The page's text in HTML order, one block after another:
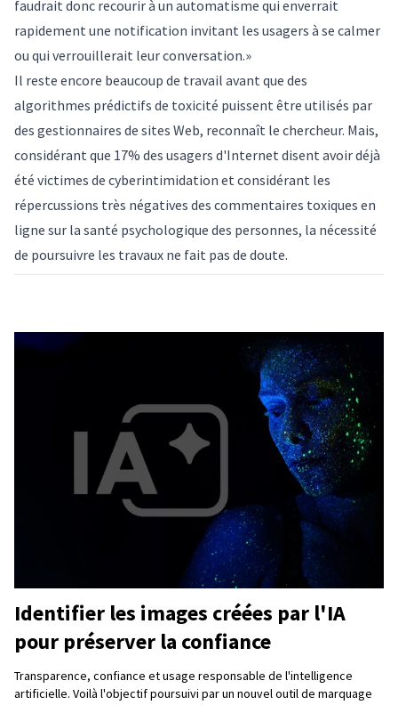
faudrait donc recourir à un automatisme qui enverrait
rapidement une notification invitant les usagers à se calmer
ou qui verrouillerait leur conversation.»
Il reste encore beaucoup de travail avant que des
algorithmes prédictifs de toxicité puissent être utilisés par
des gestionnaires de sites Web, reconnaît le chercheur. Mais,
considérant que 17% des usagers d'Internet disent avoir déjà
été victimes de cyberintimidation et considérant les
répercussions très négatives des commentaires toxiques en
ligne sur la santé psychologique des personnes, la nécessité
de poursuivre les travaux ne fait pas de doute.
Identifier les images créées par l'IA
pour préserver la confiance
Transparence, confiance et usage responsable de l'intelligence
artificielle. Voilà l'objectif poursuivi par un nouvel outil de marquage